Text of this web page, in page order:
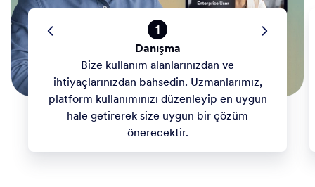
1
Danışma
Bize kullanım alanlarınızdan ve
ihtiyaçlarınızdan bahsedin. Uzmanlarımız,
platform kullanımınızı düzenleyip en uygun
hale getirerek size uygun bir çözüm
önerecektir.